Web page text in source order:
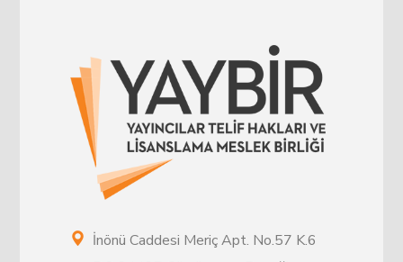
İnönü Caddesi Meriç Apt. No.57 K.6